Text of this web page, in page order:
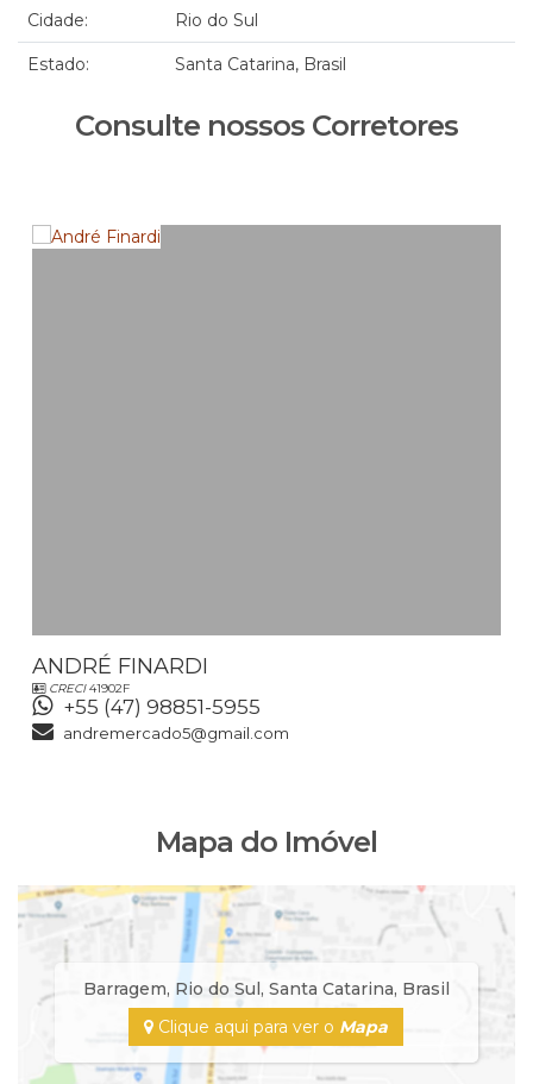
Cidade: Rio do Sul
Estado: Santa Catarina, Brasil
Consulte nossos Corretores
ANDRÉ FINARDI
CRECI41902F
+55 (47) 98851-5955
andremercado5@gmail.com
Mapa do Imóvel
Barragem, Rio do Sul, Santa Catarina, Brasil
Clique aqui para ver o Mapa